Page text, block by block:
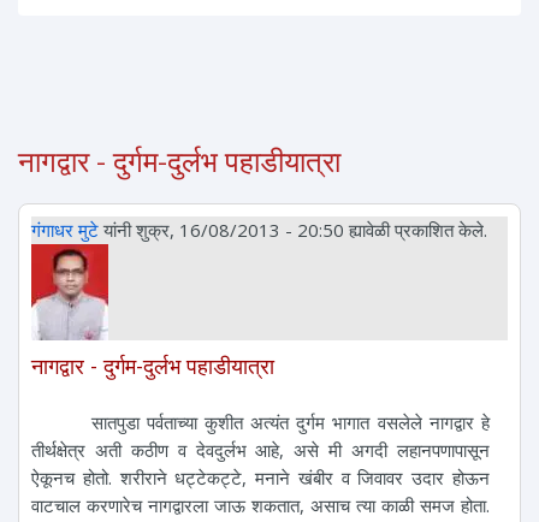
नागद्वार - दुर्गम-दुर्लभ पहाडीयात्रा
गंगाधर मुटेयांनी शुक्र, 16/08/2013 - 20:50 ह्यावेळी प्रकाशित केले.
नागद्वार - दुर्गम-दुर्लभ पहाडीयात्रा
सातपुडा पर्वताच्या कुशीत अत्यंत दुर्गम भागात वसलेले नागद्वार हे
तीर्थक्षेत्र अती कठीण व देवदुर्लभ आहे, असे मी अगदी लहानपणापासून
ऐकूनच होतो. शरीराने धट्टेकट्टे, मनाने खंबीर व जिवावर उदार होऊन
वाटचाल करणारेच नागद्वारला जाऊ शकतात, असाच त्या काळी समज होता.